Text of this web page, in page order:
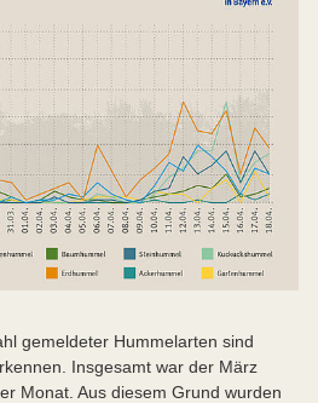
gemeldeter Hummelarten sind
Insgesamt war der März
Monat. Aus diesem Grund wurden